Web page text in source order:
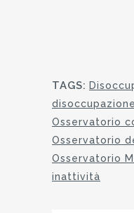
TAGS:
Osservatorio
Osservatorio
Osservatorio
inattività